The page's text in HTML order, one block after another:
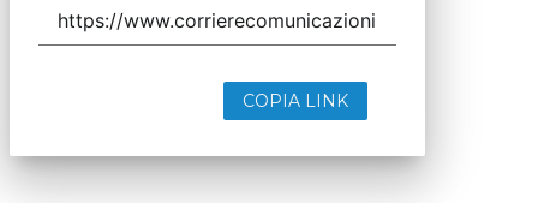
COPIA LINK